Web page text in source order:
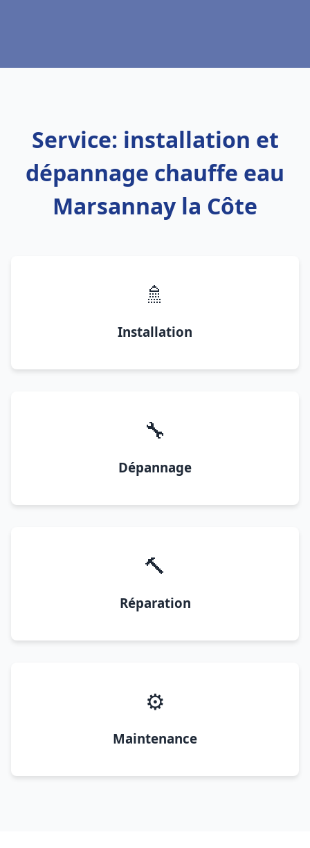
Service: installation et
dépannage chauffe eau
Marsannay la Côte
🚿
Installation
🔧
Dépannage
🔨
Réparation
⚙️
Maintenance